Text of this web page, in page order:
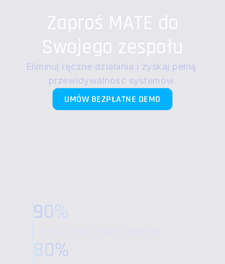
Zaproś MATE do
Swojego zespołu
Eliminuj ręczne działania i zyskaj pełną
przewidywalność systemów.
UMÓW BEZPŁATNE DEMO
90%
80%